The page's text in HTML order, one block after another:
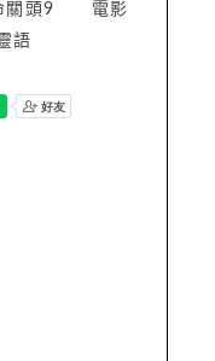
關頭9
電影
語